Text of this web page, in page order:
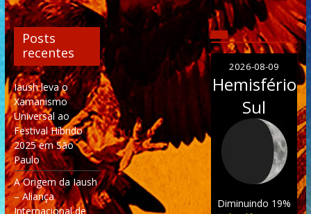
Posts
recentes
Iaush leva o
Xamanismo
Universal ao
Festival Híbrido
2025 em São
Paulo
A Origem da Iaush
– Aliança
Internacional de
2026-08-09
Hemisfério
Sul
Diminuindo 19%